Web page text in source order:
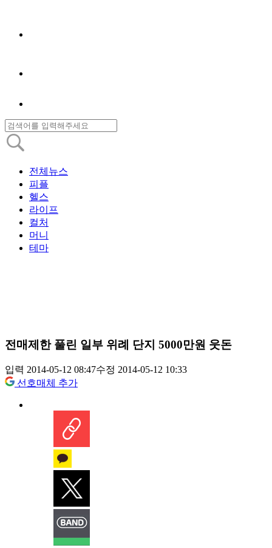
전체뉴스
피플
헬스
라이프
컬처
머니
테마
전매제한 풀린 일부 위례 단지 5000만원 웃돈
입력 2014-05-12 08:47수정 2014-05-12 10:33
선호매체 추가